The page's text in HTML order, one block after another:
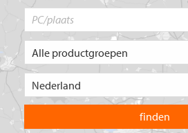
product
u?
land
waarin